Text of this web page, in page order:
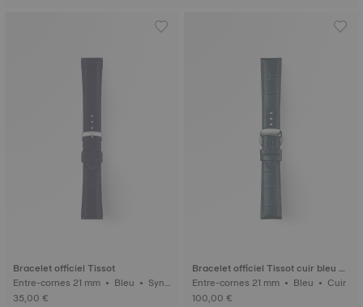
Bracelet officiel Tissot
Entre-cornes 21 mm • Bleu • Synt
hétique
35,00 €
Bracelet officiel Tissot cuir bleu en
tre-cornes 21 mm
Entre-cornes 21 mm • Bleu • Cuir
100,00 €